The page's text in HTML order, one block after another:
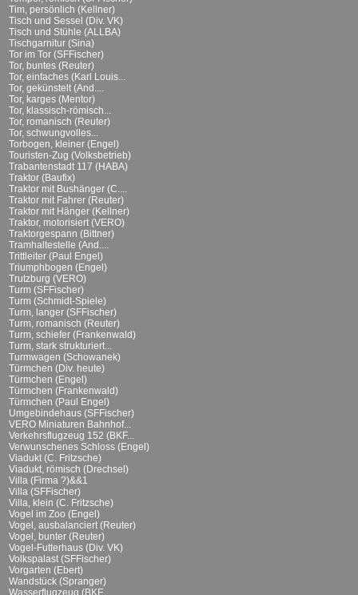
Tim, persönlich (Kellner)
Tisch und Sessel (Div. VK)
Tisch und Stühle (ALLBA)
Tischgarnitur (Sina)
Tor im Tor (SFFischer)
Tor, buntes (Reuter)
Tor, einfaches (Karl Louis...
Tor, gekünstelt (And....
Tor, karges (Mentor)
Tor, klassisch-römisch...
Tor, romanisch (Reuter)
Tor, schwungvolles...
Torbogen, kleiner (Engel)
Touristen-Zug (Volksbetrieb)
Trabantenstadt 117 (HABA)
Traktor (Baufix)
Traktor mit Bushänger (C....
Traktor mit Fahrer (Reuter)
Traktor mit Hänger (Kellner)
Traktor, motorisiert (VERO)
Traktorgespann (Bittner)
Tramhaltestelle (And....
Trittleiter (Paul Engel)
Triumphbogen (Engel)
Trutzburg (VERO)
Turm (SFFischer)
Turm (Schmidt-Spiele)
Turm, langer (SFFischer)
Turm, romanisch (Reuter)
Turm, schiefer (Frankenwald)
Turm, stark strukturiert...
Turmwagen (Schowanek)
Türmchen (Div. heute)
Türmchen (Engel)
Türmchen (Frankenwald)
Türmchen (Paul Engel)
Umgebindehaus (SFFischer)
VERO Miniaturen Bahnhof...
Verkehrsflugzeug 152 (BKF...
Verwunschenes Schloss (Engel)
Viadukt (C. Fritzsche)
Viadukt, römisch (Drechsel)
Villa (Firma ?)&&1
Villa (SFFischer)
Villa, klein (C. Fritzsche)
Vogel im Zoo (Engel)
Vogel, ausbalanciert (Reuter)
Vogel, bunter (Reuter)
Vogel-Futterhaus (Div. VK)
Volkspalast (SFFischer)
Vorgarten (Ebert)
Wandstück (Spranger)
Wasserflugzeug (BKF